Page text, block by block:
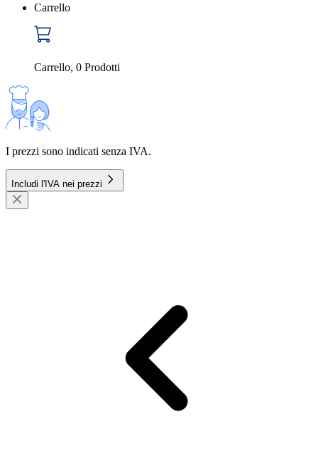
Carrello
Carrello, 0 Prodotti
I prezzi sono indicati senza IVA.
Includi l'IVA nei prezzi